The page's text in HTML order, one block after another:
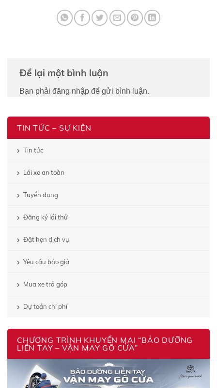
TIN TỨC – SỰ KIỆN
Tin tức
Lái xe an toàn
Tuyển dụng
Đăng ký lái thử
Đặt hẹn dịch vụ
Yêu cầu báo giá
Mua xe trả góp
Dự toán chi phí
CHƯƠNG TRÌNH KHUYẾN MẠI “BẢO DƯỠNG
LIỀN TAY – VẬN MAY GÕ CỬA”
Để lại một bình luận
Bạn phải đăng nhập để gửi bình luận.